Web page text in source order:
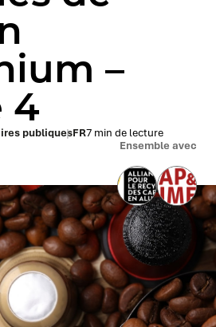
–
4
Ensemble avec
publiquesFR7 min de lecture